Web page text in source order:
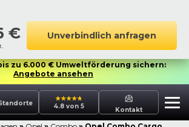
€ Unverbindlich anfragen
zu 6.000 € Umweltförderung sichern:
Angebote ansehen
4.8 von 5 Kontakt